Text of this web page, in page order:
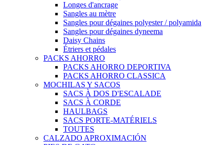
Longes d'ancrage
Sangles au mètre
Sangles pour dégaines polyester / polyamida
Sangles pour dégaines dyneema
Daisy Chains
Étriers et pédales
PACKS AHORRO
PACKS AHORRO DEPORTIVA
PACKS AHORRO CLASSICA
MOCHILAS Y SACOS
SACS À DOS D'ESCALADE
SACS À CORDE
HAULBAGS
SACS PORTE-MATÉRIELS
TOUTES
CALZADO APROXIMACIÓN